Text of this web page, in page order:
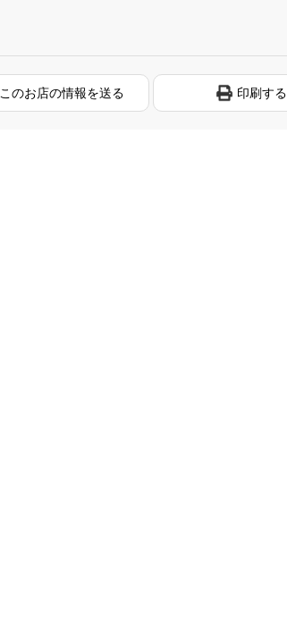
このお店の情報を送る 印刷する